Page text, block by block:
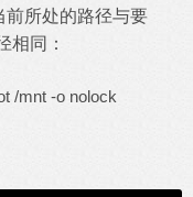
前所处的路径与要
相同：
/mnt -o nolock